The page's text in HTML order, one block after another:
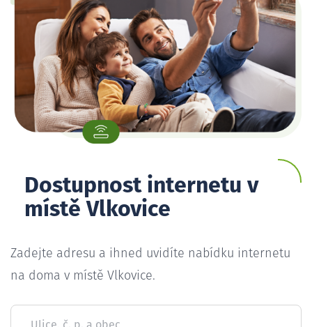
Dostupnost internetu v
místě Vlkovice
Zadejte adresu a ihned uvidíte nabídku internetu
na doma v místě Vlkovice.
Ulice, č. p. a obec